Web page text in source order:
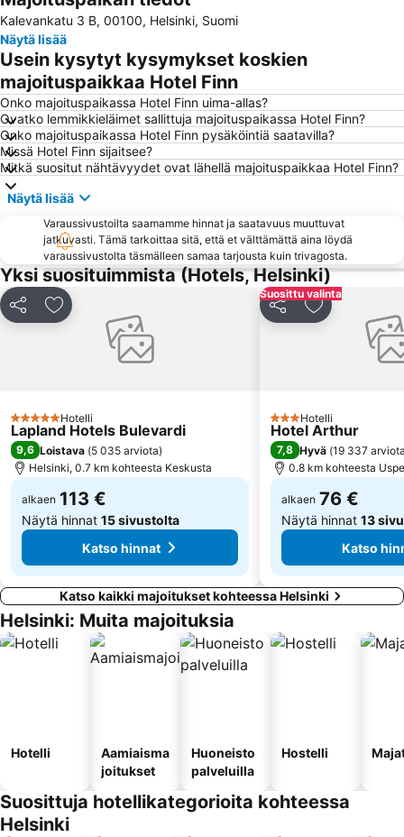
Vesipuisto Serena
Tikkurilan matkakeskus
Old Porvoo
Korkeasaari
Jumbo
Tuska Open Air Metal Festival
Länsisatama
Jätkäsaari
Kalasatama
Kaapelitehdas
Itis
Kauppatori
Nuuksio National Park
Vuosaari
Shopping centre Iso Omena
Sörnäinen
Kampin linja-autoasema
Tiedekeskus Heureka
Kallio Church
Finlandia Hall
Munkkiniemi
Lönnrotinkatu
Espoon rautatieasema
Ateneumin taidemuseo
Aleksanterinkatu
Kino Tapiola
Kämp Galleria
Helsingin tuomiokirkko
Helsingin musiikkitalo
Finnish National Opera
Kalevankatu 3 B, 00100, Helsinki, Suomi
Näytä lisää
Usein kysytyt kysymykset koskien
majoituspaikkaa Hotel Finn
Onko majoituspaikassa Hotel Finn uima-allas?
Ovatko lemmikkieläimet sallittuja majoituspaikassa Hotel Finn?
Onko majoituspaikassa Hotel Finn pysäköintiä saatavilla?
Missä Hotel Finn sijaitsee?
Mitkä suositut nähtävyydet ovat lähellä majoituspaikkaa Hotel Finn?
Näytä lisää
Varaussivustoilta saamamme hinnat ja saatavuus muuttuvat
jatkuvasti. Tämä tarkoittaa sitä, että et välttämättä aina löydä
varaussivustolta täsmälleen samaa tarjousta kuin trivagosta.
Yksi suosituimmista (Hotels, Helsinki)
Jaa Lisää suosikkeihin
5 Tähtiluokitus
Hotelli
Lapland Hotels Bulevardi
9,6 Loistava (5 035 arviota)
Helsinki, 0.7 km kohteesta Keskusta
alkaen 113 €
Näytä hinnat 15 sivustolta
Katso hinnat
Suosittu valinta
Jaa Lisää
3 Tähtiluokitus
Hotelli
Hotel Arthur
7,8 Hyvä (19 337
0.8 km kohteesta
alkaen 76 €
Näytä hinnat 13
Katso
Katso kaikki majoitukset kohteessa Helsinki
Helsinki: Muita majoituksia
Hotelli
Aamiaisma
joitukset
Huoneisto
palveluilla
Hostelli
Suosittuja hotellikategorioita kohteessa
Helsinki